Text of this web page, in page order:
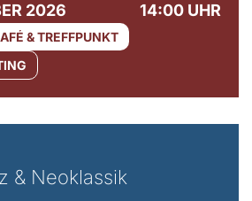
2026 14:00 UHR
& TREFFPUNKT
& Neoklassik